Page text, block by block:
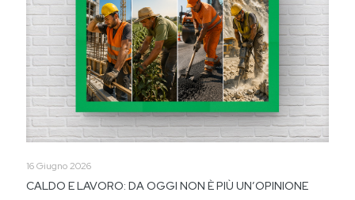
16 Giugno 2026
CALDO E LAVORO: DA OGGI NON È PIÙ UN’OPINIONE